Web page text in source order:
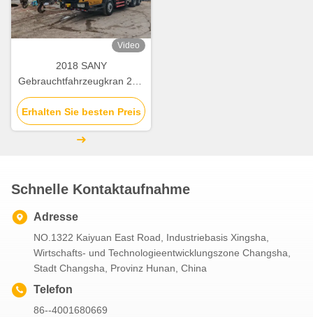
Video
2018 SANY
Gebrauchtfahrzeugkran 25T
STC250T Vollhydraulische
mobile Kranhebe Maschinen
Erhalten Sie besten Preis
Schnelle Kontaktaufnahme
Adresse
NO.1322 Kaiyuan East Road, Industriebasis Xingsha,
Wirtschafts- und Technologieentwicklungszone Changsha,
Stadt Changsha, Provinz Hunan, China
Telefon
86--4001680669